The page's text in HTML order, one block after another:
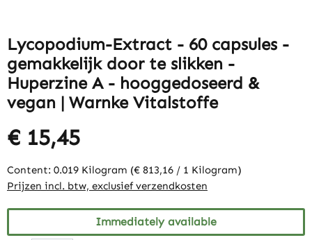
Lycopodium-Extract - 60 capsules -
gemakkelijk door te slikken -
Huperzine A - hooggedoseerd &
vegan | Warnke Vitalstoffe
€ 15,45
Content: 0.019 Kilogram (€ 813,16 / 1 Kilogram)
Prijzen incl. btw, exclusief verzendkosten
Immediately available